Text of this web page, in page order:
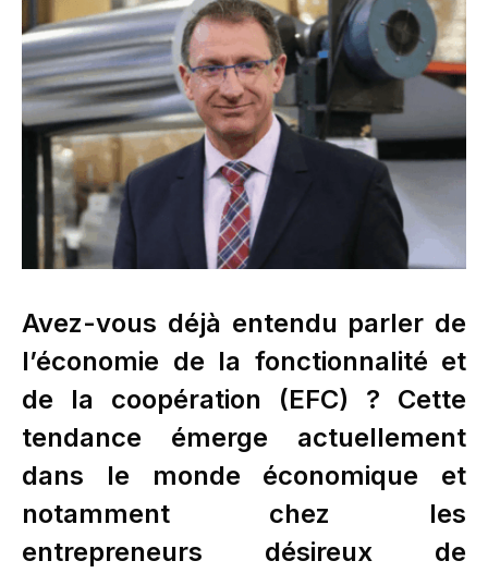
Avez-vous déjà entendu parler de
l’économie de la fonctionnalité et
de la coopération (EFC) ? Cette
tendance émerge actuellement
dans le monde économique et
notamment chez les
entrepreneurs désireux de